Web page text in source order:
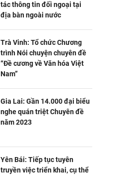
tác thông tin đối ngoại tại
địa bàn ngoài nước
Trà Vinh: Tổ chức Chương
trình Nói chuyện chuyên đề
“Đề cương về Văn hóa Việt
Nam”
Gia Lai: Gần 14.000 đại biểu
nghe quán triệt Chuyên đề
năm 2023
Yên Bái: Tiếp tục tuyên
truyền việc triển khai, cụ thể